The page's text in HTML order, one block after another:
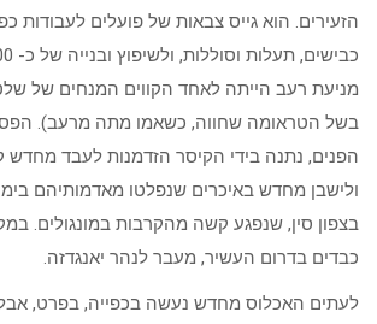
הזעירים. הוא גייס צבאות של פועלים לעבודות
מניעת רעב הייתה לאחד הקווים המנחים של
בשל הטראומה שחווה, כשאמו מתה מרעב).
הפנים, נתנה בידי הקיסר הזדמנות לעבד מחדש
ולישבן מחדש באיכרים שנפלטו מאדמותיהם
בצפון סין, שנפגע קשה מהקרבות במונגולים.
כבדים בדרום העשיר, מעבר לנהר יאנגדזה.
לעתים האכלוס מחדש נעשה בכפייה, בפרט,